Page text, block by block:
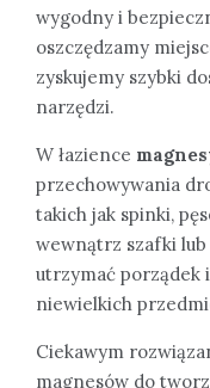
wygodny i
oszczędzamy
zyskujemy szybki
narzędzi.
W łazience
przechowywania
takich jak spinki,
wewnątrz szafki
utrzymać porządek
niewielkich
Ciekawym
magnesów do